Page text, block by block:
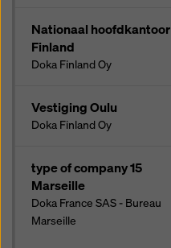
Nationaal hoofdkantoor
Finland
Doka Finland Oy
Vestiging Oulu
Doka Finland Oy
type of company 15
Marseille
Doka France SAS - Bureau
Marseille